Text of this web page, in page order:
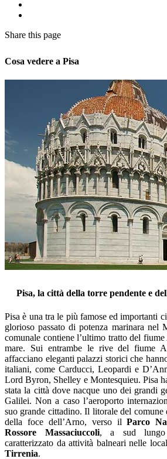
Share this page
Cosa vedere a Pisa
Pisa, la città della torre pendente e
Pisa è una tra le più famose ed importanti
glorioso passato di potenza marinara nel
comunale contiene l’ultimo tratto del
mare. Sui entrambe le rive del fiume
affacciano eleganti palazzi storici che
italiani, come Carducci, Leopardi e
Lord Byron, Shelley e Montesquieu. Pisa
stata la città dove nacque uno dei grandi
Galilei. Non a caso l’aeroporto
suo grande cittadino. Il litorale del comune
della foce dell’Arno, verso ilParco
Rossore Massaciuccoli, a sud lungo
caratterizzato da attività balneari nelle
Tirrenia.